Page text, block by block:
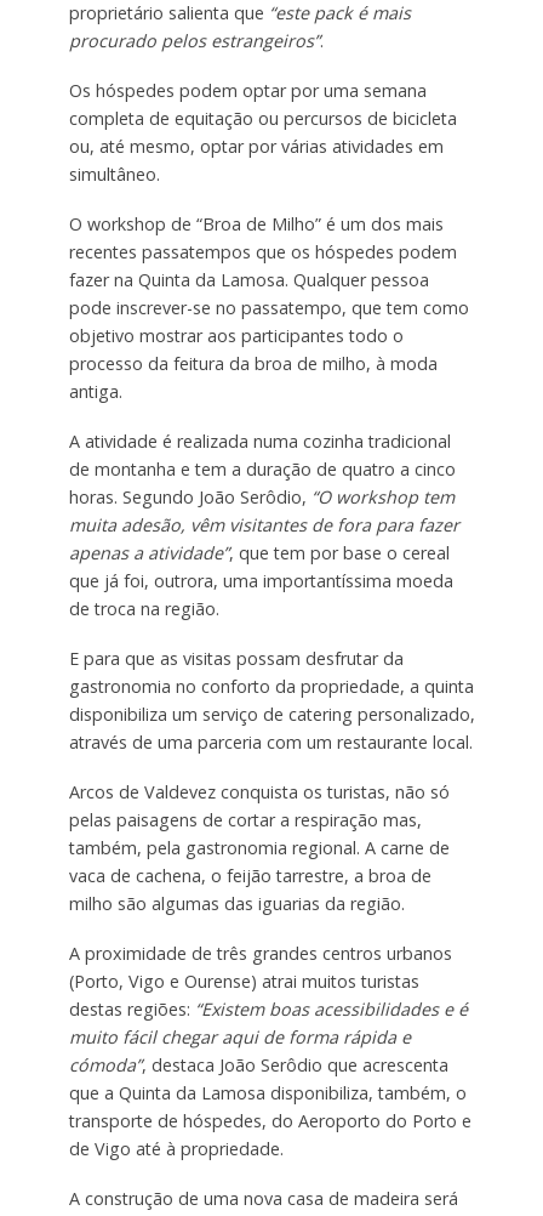
proprietário salienta que “este pack é mais
procurado pelos estrangeiros”.
Os hóspedes podem optar por uma semana
completa de equitação ou percursos de bicicleta
ou, até mesmo, optar por várias atividades em
simultâneo.
O workshop de “Broa de Milho” é um dos mais
recentes passatempos que os hóspedes podem
fazer na Quinta da Lamosa. Qualquer pessoa
pode inscrever-se no passatempo, que tem como
objetivo mostrar aos participantes todo o
processo da feitura da broa de milho, à moda
antiga.
A atividade é realizada numa cozinha tradicional
de montanha e tem a duração de quatro a cinco
horas. Segundo João Serôdio, “O workshop tem
muita adesão, vêm visitantes de fora para fazer
apenas a atividade”, que tem por base o cereal
que já foi, outrora, uma importantíssima moeda
de troca na região.
E para que as visitas possam desfrutar da
gastronomia no conforto da propriedade, a quinta
disponibiliza um serviço de catering personalizado,
através de uma parceria com um restaurante local.
Arcos de Valdevez conquista os turistas, não só
pelas paisagens de cortar a respiração mas,
também, pela gastronomia regional. A carne de
vaca de cachena, o feijão tarrestre, a broa de
milho são algumas das iguarias da região.
A proximidade de três grandes centros urbanos
(Porto, Vigo e Ourense) atrai muitos turistas
destas regiões: “Existem boas acessibilidades e é
muito fácil chegar aqui de forma rápida e
cómoda”, destaca João Serôdio que acrescenta
que a Quinta da Lamosa disponibiliza, também, o
transporte de hóspedes, do Aeroporto do Porto e
de Vigo até à propriedade.
A construção de uma nova casa de madeira será